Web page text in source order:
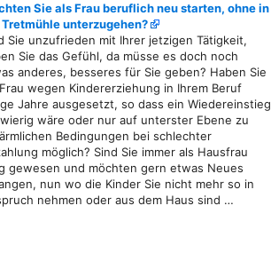
Sie als Frau beruflich neu starten, ohne in
unterzugehen?
Sie unzufrieden mit Ihrer jetzigen Tätigkeit,
Sie das Gefühl, da müsse es doch noch
anderes, besseres für Sie geben? Haben Sie
wegen Kindererziehung in Ihrem Beruf
Jahre ausgesetzt, so dass ein Wiedereinstieg
wäre oder nur auf unterster Ebene zu
Bedingungen bei schlechter
möglich? Sind Sie immer als Hausfrau
gewesen und möchten gern etwas Neues
nun wo die Kinder Sie nicht mehr so in
nehmen oder aus dem Haus sind …